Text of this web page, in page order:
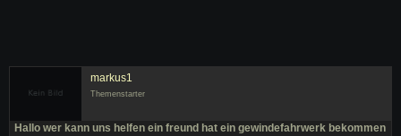
markus1
Themenstarter
Hallo wer kann uns helfen ein freund hat ein gewindefahrwerk bekommen